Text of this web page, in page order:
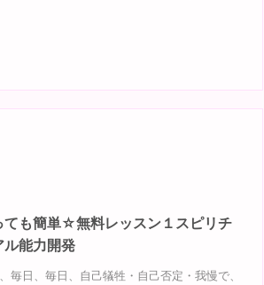
ても簡単☆無料レッスン１スピリチ
ル能力開発
毎日、毎日、自己犠牲・自己否定・我慢で、